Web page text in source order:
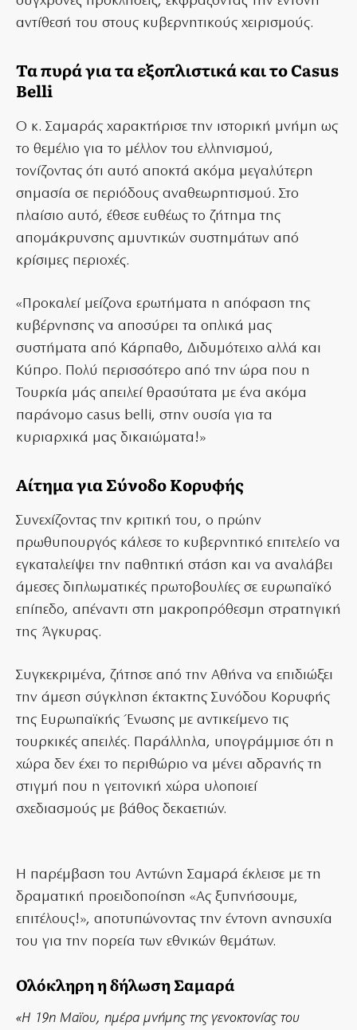
αντίθεσή του στους κυβερνητικούς χειρισμούς.
Τα πυρά για τα εξοπλιστικά και το Casus
Belli
Ο κ. Σαμαράς χαρακτήρισε την ιστορική μνήμη ως
το θεμέλιο για το μέλλον του ελληνισμού,
τονίζοντας ότι αυτό αποκτά ακόμα μεγαλύτερη
σημασία σε περιόδους αναθεωρητισμού. Στο
πλαίσιο αυτό, έθεσε ευθέως το ζήτημα της
απομάκρυνσης αμυντικών συστημάτων από
κρίσιμες περιοχές.
«Προκαλεί μείζονα ερωτήματα η απόφαση της
κυβέρνησης να αποσύρει τα οπλικά μας
συστήματα από Κάρπαθο, Διδυμότειχο αλλά και
Κύπρο. Πολύ περισσότερο από την ώρα που η
Τουρκία μάς απειλεί θρασύτατα με ένα ακόμα
παράνομο casus belli, στην ουσία για τα
κυριαρχικά μας δικαιώματα!»
Αίτημα για Σύνοδο Κορυφής
Συνεχίζοντας την κριτική του, ο πρώην
πρωθυπουργός κάλεσε το κυβερνητικό επιτελείο να
εγκαταλείψει την παθητική στάση και να αναλάβει
άμεσες διπλωματικές πρωτοβουλίες σε ευρωπαϊκό
επίπεδο, απέναντι στη μακροπρόθεσμη στρατηγική
της Άγκυρας.
Συγκεκριμένα, ζήτησε από την Αθήνα να επιδιώξει
την άμεση σύγκληση έκτακτης Συνόδου Κορυφής
της Ευρωπαϊκής Ένωσης με αντικείμενο τις
τουρκικές απειλές. Παράλληλα, υπογράμμισε ότι η
χώρα δεν έχει το περιθώριο να μένει αδρανής τη
στιγμή που η γειτονική χώρα υλοποιεί
σχεδιασμούς με βάθος δεκαετιών.
Η παρέμβαση του Αντώνη Σαμαρά έκλεισε με τη
δραματική προειδοποίηση «Ας ξυπνήσουμε,
επιτέλους!», αποτυπώνοντας την έντονη ανησυχία
του για την πορεία των εθνικών θεμάτων.
Ολόκληρη η δήλωση Σαμαρά
«Η 19η Μαϊου, ημέρα μνήμης της γενοκτονίας του